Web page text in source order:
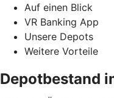
Auf einen Blick
VR Banking App
Unsere Depots
Weitere Vorteile
Depotbestand